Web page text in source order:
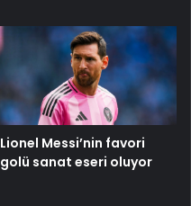
Lionel Messi’nin favori
golü sanat eseri oluyor